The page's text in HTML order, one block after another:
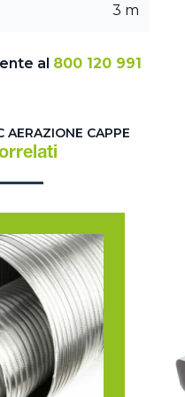
3 m
al 800 120 991
AERAZIONE CAPPE